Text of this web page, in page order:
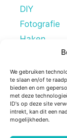
We gebruiken
te slaan en/of te
bieden en om
met deze
ID's op deze site
intrekt, kan dit een
mogelijkheden.
DIY
Fotografie
Haken
Lifestyle
Mindstyle
Overig